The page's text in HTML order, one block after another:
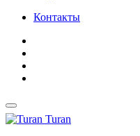
Контакты
Turan